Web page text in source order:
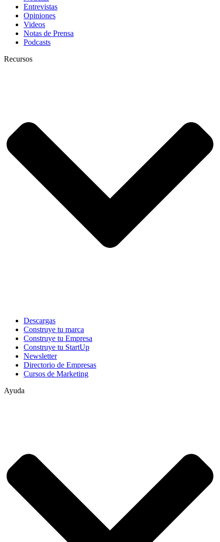
Entrevistas
Opiniones
Videos
Notas de Prensa
Podcasts
Recursos
Descargas
Construye tu marca
Construye tu Empresa
Construye tu StartUp
Newsletter
Directorio de Empresas
Cursos de Marketing
Ayuda